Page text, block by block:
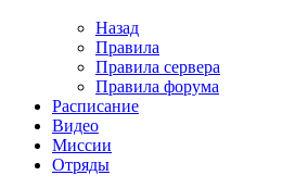
Назад
Правила
Правила сервера
Правила форума
Расписание
Видео
Миссии
Отряды